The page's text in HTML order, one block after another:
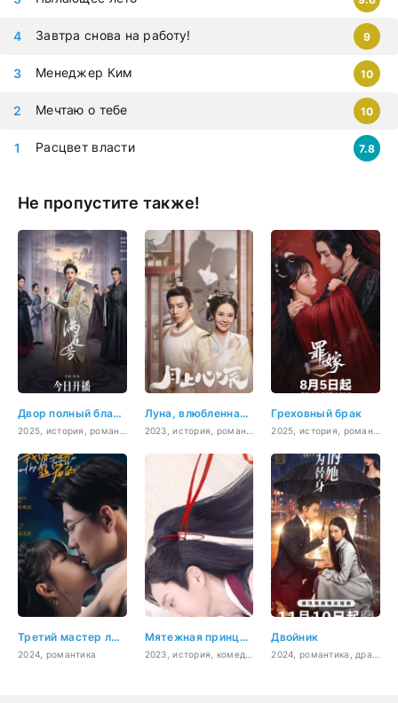
Расцвет власти 7.8
Мечтаю о тебе 10
Менеджер Ким 10
Завтра снова на работу! 9
Не пропустите также!
Двор полный благоухания Луна, влюбленная в звезды Греховный брак
Третий мастер любит меня
2024, романтика
Мятежная принцесса Двойник